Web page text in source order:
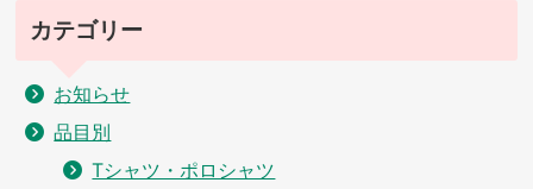
カテゴリー
お知らせ
品目別
Tシャツ・ポロシャツ